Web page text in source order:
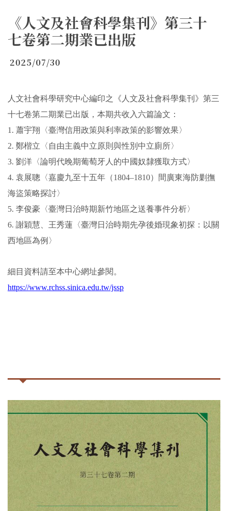
《人文及社會科學集刊》第三十
七卷第二期業已出版
2025/07/30
人文社會科學研究中心編印之《人文及社會科學集刊》第三
十七卷第二期業已出版，本期共收入六篇論文：
1. 蕭宇翔〈臺灣信用政策與利率政策的影響效果〉
2. 鄭楷立〈自由主義中立原則與性別中立廁所〉
3. 劉洋〈論明代晚期葡萄牙人的中國奴隸獲取方式〉
4. 袁展聰〈嘉慶九至十五年（1804–1810）間廣東海防剿撫
海盜策略探討〉
5. 李俊豪〈臺灣日治時期新竹地區之送養事件分析〉
6. 謝穎慧、王秀蓮〈臺灣日治時期先孕後婚現象初探：以關
西地區為例〉
細目資料請至本中心網址參閱。
https://www.rchss.sinica.edu.tw/jssp